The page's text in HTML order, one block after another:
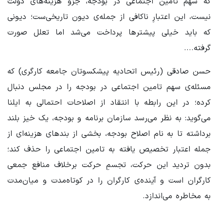
نیست، این اعتبارِ ناکافی از جمله‌ی دیون تاریخی‌ست؛ دیونی
که باید خیلی پیشترها پرداخت می‌شد اما تعلل صورت
گرفته....
حسن صادقی (رئیس اتحادیه پیشکسوتان جامعه کارگری) که
مسئله‌ی سهم تامین اجتماعی در بودجه را در مجلس دنبال
کرده؛ در این رابطه با انتقاد از اصلاحات احتمالی به ایلنا
می‌گوید: به نظر می‌رسد سازمان برنامه و بودجه، یک خیز بلند
برداشته تا به نام اصلاح بودجه، بخشی از بندهای هزینه‌ای از
جمله اعتبار تخصیص یافته به تامین اجتماعی را حذف کند؛
بدون تردید این حرکت، تجسمِ حرکت برخلاف منافع جمعی
کارگران است و آینده‌ی کارگران را در کوتاه‌مدت و میان‌مدت
به مخاطره می‌اندازد.